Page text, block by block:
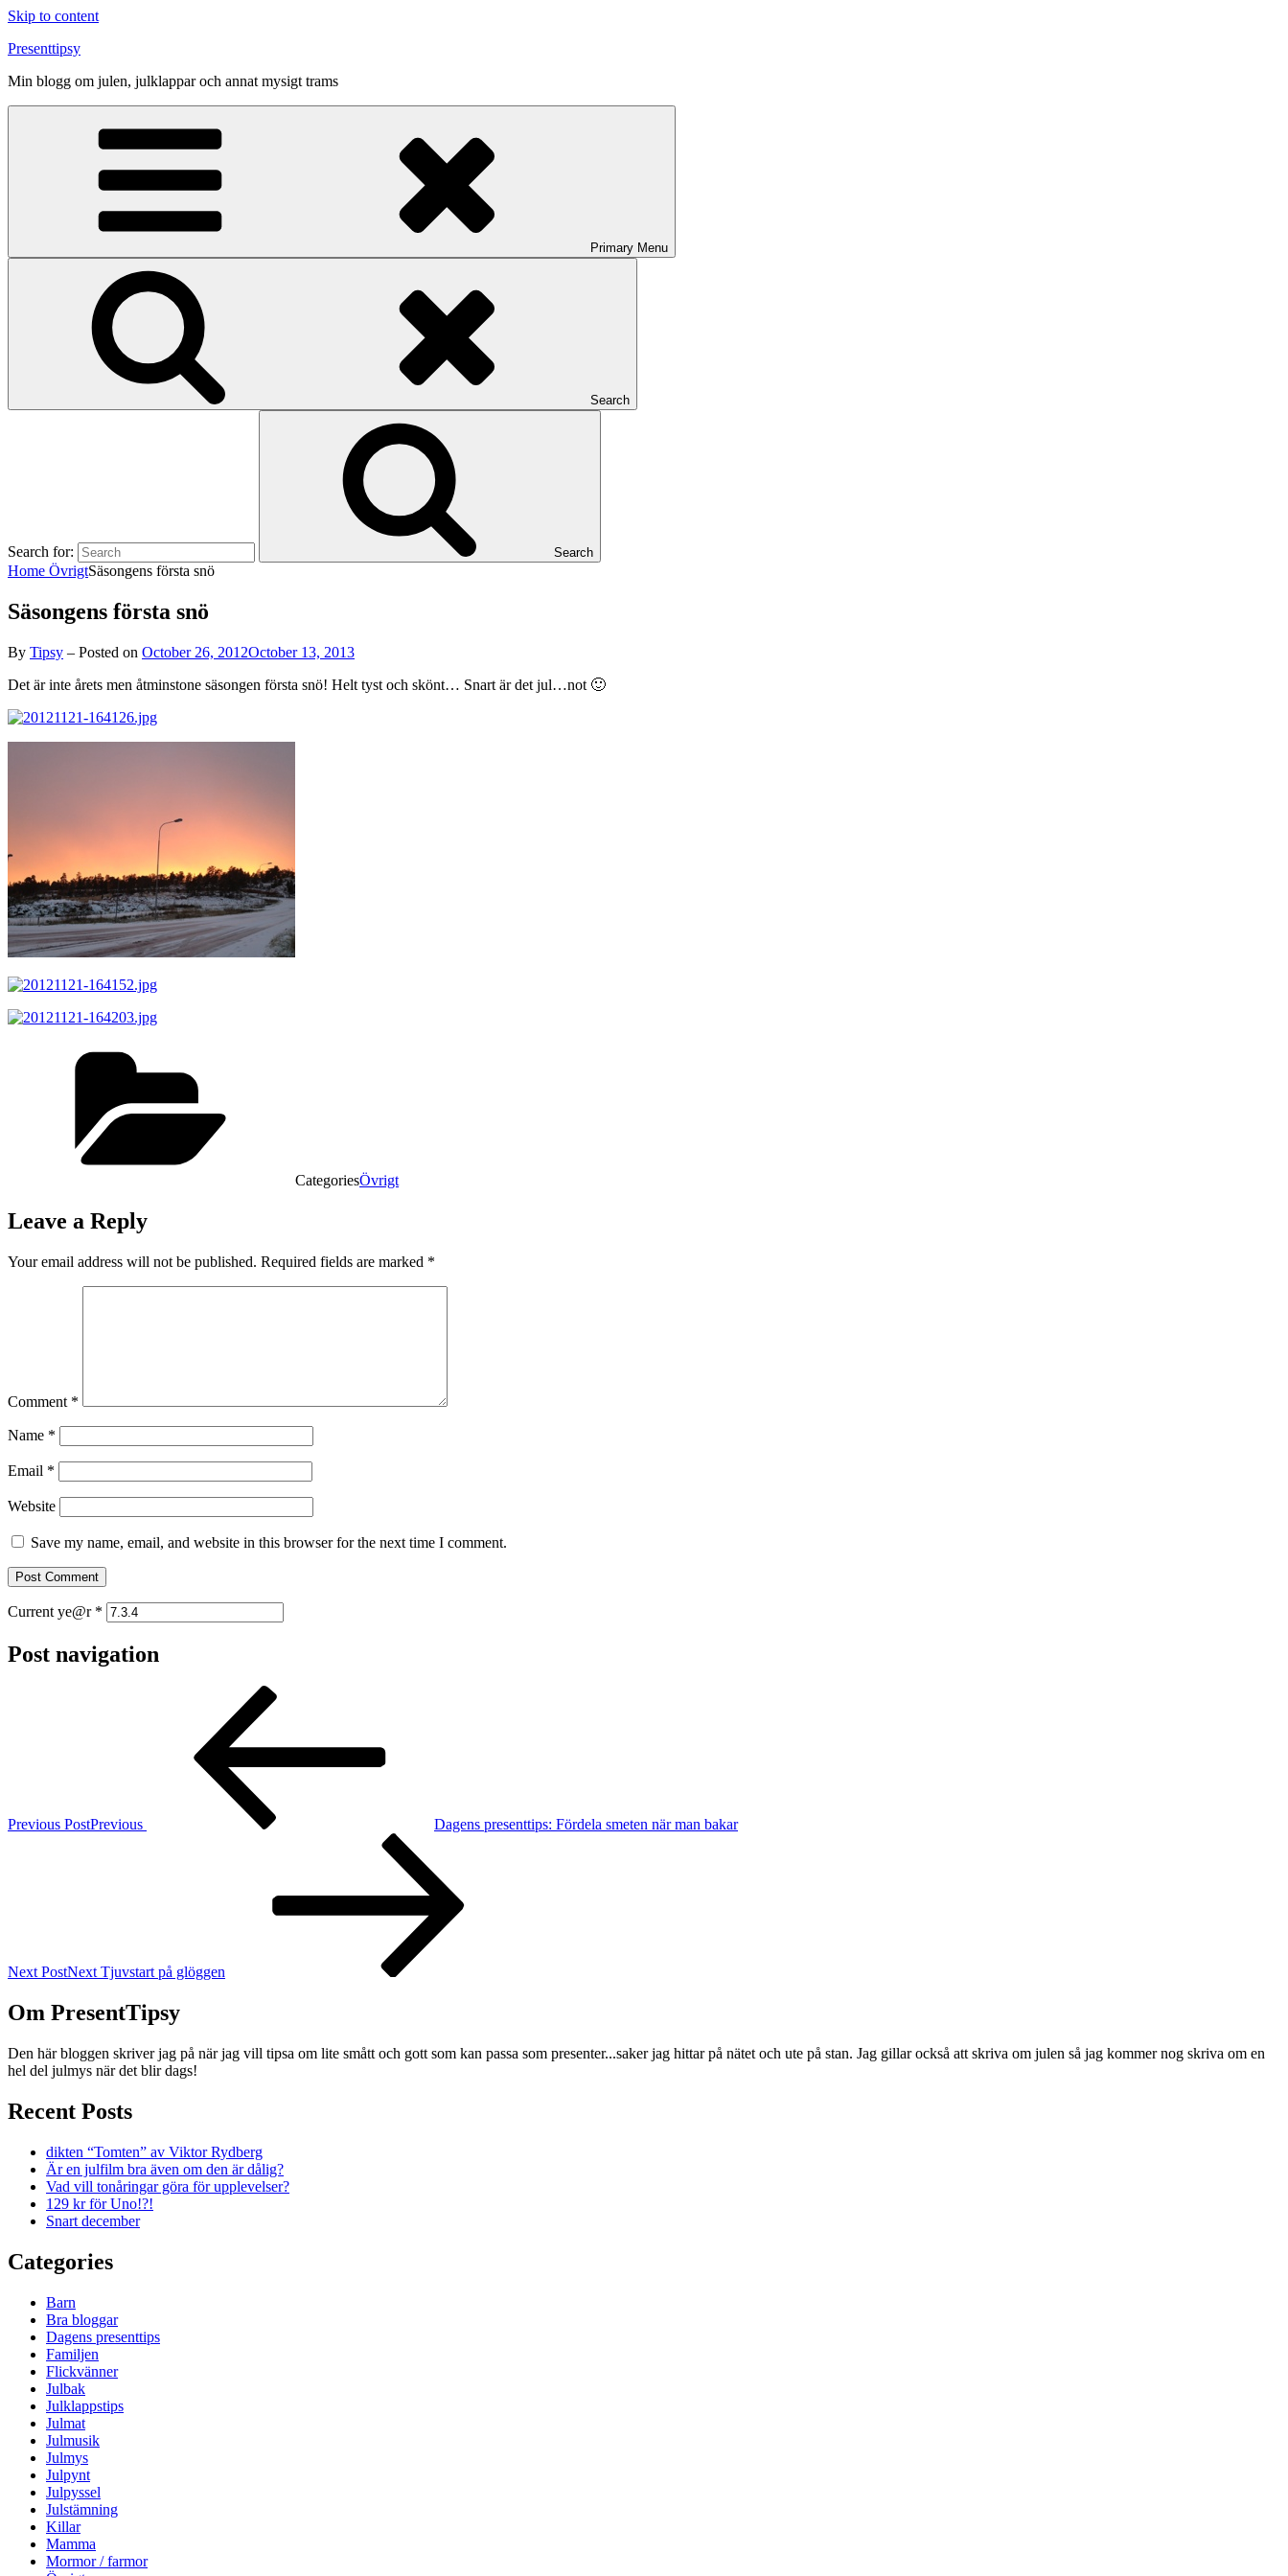
Skip to content
Presenttipsy
Min blogg om julen, julklappar och annat mysigt trams
Primary Menu
Search
Search for: Search
Home ÖvrigtSäsongens första snö
Säsongens första snö
By Tipsy – Posted on October 26, 2012October 13, 2013
Det är inte årets men åtminstone säsongen första snö! Helt tyst och skönt… Snart är det jul…not 🙂
CategoriesÖvrigt
Leave a Reply
Your email address will not be published. Required fields are marked *
Comment *
Name *
Email *
Website
Save my name, email, and website in this browser for the next time I comment.
Current ye@r *
Post navigation
Previous PostPrevious Dagens presenttips: Fördela smeten när man bakar
Next PostNext Tjuvstart på glöggen
Om PresentTipsy
Den här bloggen skriver jag på när jag vill tipsa om lite smått och gott som kan passa som presenter...saker jag hittar på nätet och ute på stan. Jag gillar också att skriva om julen så jag kommer nog skriva om en
hel del julmys när det blir dags!
Recent Posts
dikten “Tomten” av Viktor Rydberg
Är en julfilm bra även om den är dålig?
Vad vill tonåringar göra för upplevelser?
129 kr för Uno!?!
Snart december
Categories
Barn
Bra bloggar
Dagens presenttips
Familjen
Flickvänner
Julbak
Julklappstips
Julmat
Julmusik
Julmys
Julpynt
Julpyssel
Julstämning
Killar
Mamma
Mormor / farmor